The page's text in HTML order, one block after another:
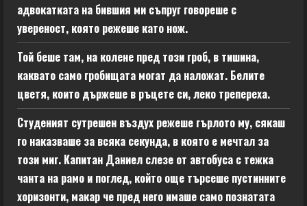
адвокатката на бившия ми съпруг говореше с
увереност, която режеше като нож.
Той беше там, на колене пред този гроб, в тишина,
каквато само гробищата могат да наложат. Белите
цветя, които държеше в ръцете си, леко трепереха.
Студеният сутрешен въздух режеше гърлото му, сякаш
го наказваше за всяка секунда, в която е мечтал за
този миг. Капитан Даниел слезе от автобуса с тежка
чанта на рамо и поглед, който още търсеше пустинните
хоризонти, макар че пред него имаше само познатата